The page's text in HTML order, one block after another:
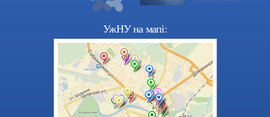
УжНУ на мапі: